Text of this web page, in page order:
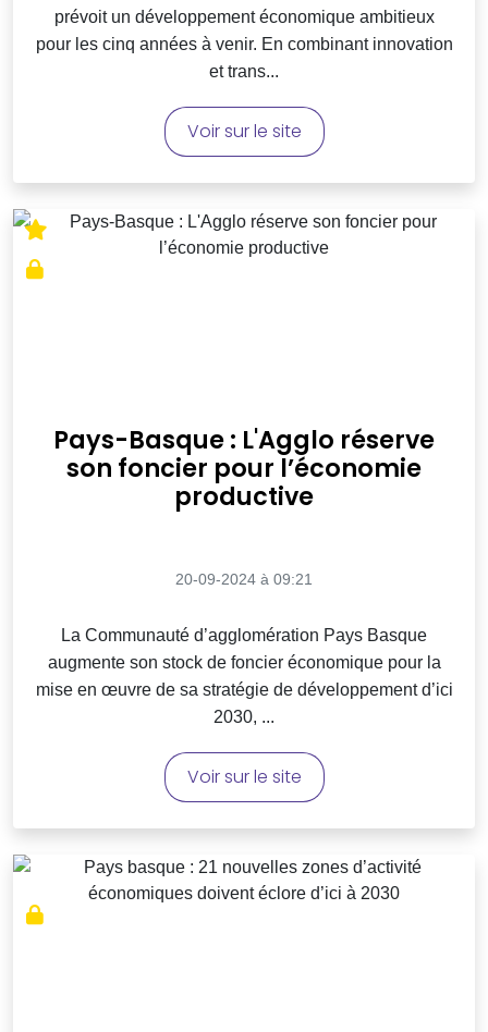
prévoit un développement économique ambitieux
pour les cinq années à venir. En combinant innovation
et trans...
Voir sur le site
Pays-Basque : L'Agglo réserve
son foncier pour l’économie
productive
20-09-2024 à 09:21
La Communauté d’agglomération Pays Basque
augmente son stock de foncier économique pour la
mise en œuvre de sa stratégie de développement d’ici
2030, ...
Voir sur le site